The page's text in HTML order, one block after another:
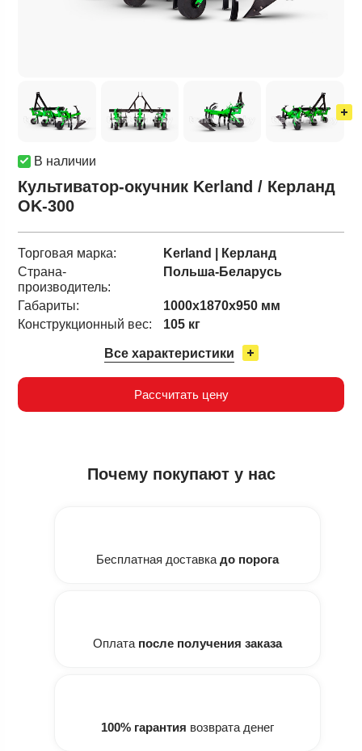
В наличии
Культиватор-окучник Kerland / Керланд
OK-300
Торговая марка:
Kerland | Керланд
Страна-
производитель:
Польша-Беларусь
Габариты:
1000х1870х950 мм
Конструкционный вес:
105 кг
Все характеристики
Рассчитать цену
Почему покупают у нас
Бесплатная доставка до порога
Оплата после получения заказа
100% гарантия возврата денег